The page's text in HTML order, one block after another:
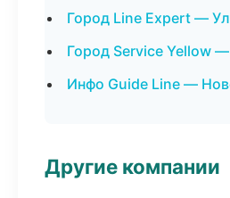
Город Line Expert —
Город Service Yellow
Инфо Guide Line —
Другие компании